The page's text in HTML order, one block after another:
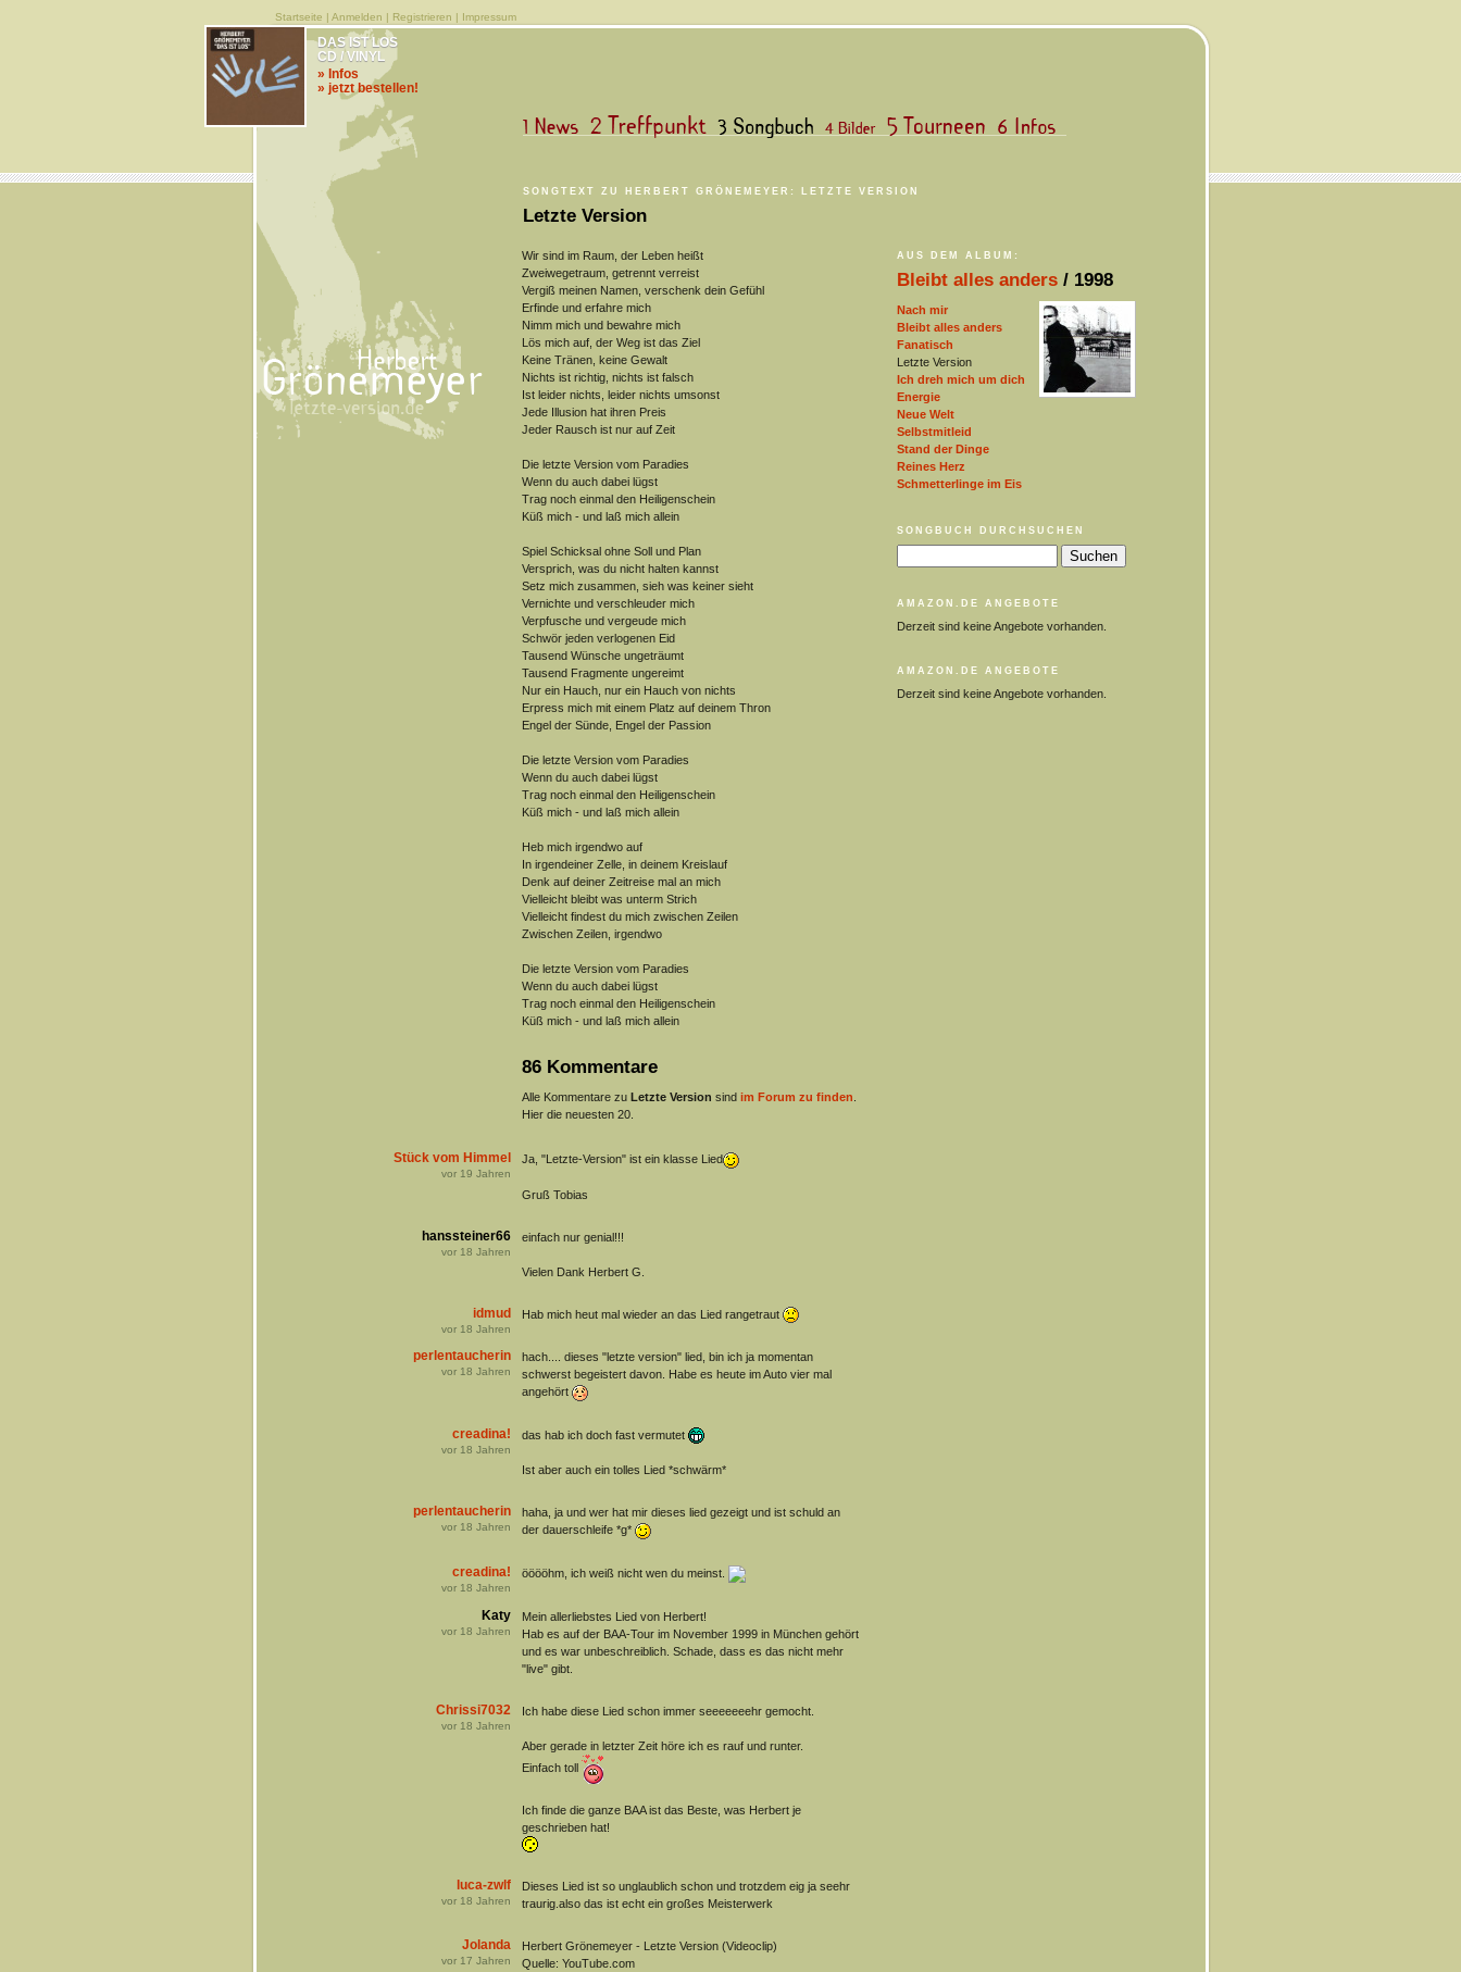
Startseite | Anmelden | Registrieren | Impressum
SONGTEXT ZU HERBERT GRÖNEMEYER: LETZTE VERSION
Letzte Version
DAS IST LOS
CD / VINYL
» Infos
» jetzt bestellen!
Wir sind im Raum, der Leben heißt
Zweiwegetraum, getrennt verreist
Vergiß meinen Namen, verschenk dein Gefühl
Erfinde und erfahre mich
Nimm mich und bewahre mich
Lös mich auf, der Weg ist das Ziel
Keine Tränen, keine Gewalt
Nichts ist richtig, nichts ist falsch
Ist leider nichts, leider nichts umsonst
Jede Illusion hat ihren Preis
Jeder Rausch ist nur auf Zeit
Die letzte Version vom Paradies
Wenn du auch dabei lügst
Trag noch einmal den Heiligenschein
Küß mich - und laß mich allein
Spiel Schicksal ohne Soll und Plan
Versprich, was du nicht halten kannst
Setz mich zusammen, sieh was keiner sieht
Vernichte und verschleuder mich
Verpfusche und vergeude mich
Schwör jeden verlogenen Eid
Tausend Wünsche ungeträumt
Tausend Fragmente ungereimt
Nur ein Hauch, nur ein Hauch von nichts
Erpress mich mit einem Platz auf deinem Thron
Engel der Sünde, Engel der Passion
Die letzte Version vom Paradies
Wenn du auch dabei lügst
Trag noch einmal den Heiligenschein
Küß mich - und laß mich allein
Heb mich irgendwo auf
In irgendeiner Zelle, in deinem Kreislauf
Denk auf deiner Zeitreise mal an mich
Vielleicht bleibt was unterm Strich
Vielleicht findest du mich zwischen Zeilen
Zwischen Zeilen, irgendwo
Die letzte Version vom Paradies
Wenn du auch dabei lügst
Trag noch einmal den Heiligenschein
Küß mich - und laß mich allein
86 Kommentare
Alle Kommentare zu Letzte Version sind im Forum zu finden
Hier die neuesten 20.
Stück vom Himmel
vor 19 Jahren
Ja, "Letzte-Version" ist ein klasse Lied
Gruß Tobias
hanssteiner66
vor 18 Jahren
einfach nur genial!!!
Vielen Dank Herbert G.
idmud
vor 18 Jahren
Hab mich heut mal wieder an das Lied rangetraut
perlentaucherin
vor 18 Jahren
hach.... dieses "letzte version" lied, bin ich ja momentan
schwerst begeistert davon. Habe es heute im Auto vier mal
angehört
creadina!
vor 18 Jahren
das hab ich doch fast vermutet
Ist aber auch ein tolles Lied *schwärm*
perlentaucherin
vor 18 Jahren
haha, ja und wer hat mir dieses lied gezeigt und ist schuld an
der dauerschleife *g*
creadina!
vor 18 Jahren
ööööhm, ich weiß nicht wen du meinst.
Katy
vor 18 Jahren
Mein allerliebstes Lied von Herbert!
Hab es auf der BAA-Tour im November 1999 in München gehört
und es war unbeschreiblich. Schade, dass es das nicht mehr
"live" gibt.
Chrissi7032
vor 18 Jahren
Ich habe diese Lied schon immer seeeeeeehr gemocht.
Aber gerade in letzter Zeit höre ich es rauf und runter.
Einfach toll
Ich finde die ganze BAA ist das Beste, was Herbert je
geschrieben hat!
luca-zwlf
vor 18 Jahren
Dieses Lied ist so unglaublich schon und trotzdem eig ja seehr
traurig.also das ist echt ein großes Meisterwerk
Jolanda
vor 17 Jahren
Herbert Grönemeyer - Letzte Version (Videoclip)
Quelle: YouTube.com
AUS DEM ALBUM:
Bleibt alles anders/ 1998
Nach mir
Bleibt alles anders
Fanatisch
Letzte Version
Ich dreh mich um dich
Energie
Neue Welt
Selbstmitleid
Stand der Dinge
Reines Herz
Schmetterlinge im Eis
SONGBUCH DURCHSUCHEN
AMAZON.DE ANGEBOTE
Derzeit sind keine Angebote vorhanden.
AMAZON.DE ANGEBOTE
Derzeit sind keine Angebote vorhanden.